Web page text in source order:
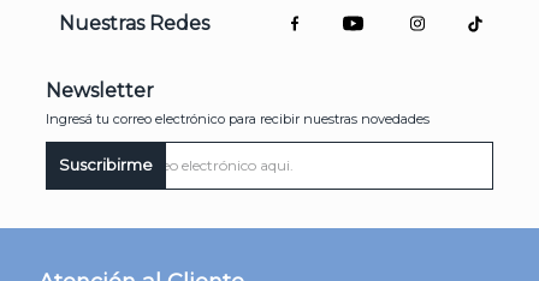
Nuestras Redes
Newsletter
Ingresá tu correo electrónico para recibir nuestras novedades
Suscribirme